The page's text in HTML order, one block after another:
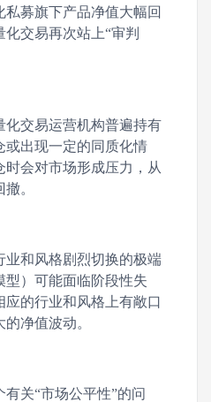
募旗下产品净值大幅回
交易再次站上“审判
化交易运营机构普遍持有
或出现一定的同质化情
时会对市场形成压力，从
。
业和风格剧烈切换的极端
型）可能面临阶段性失
的行业和风格上有敞口
净值波动。
关“市场公平性”的问